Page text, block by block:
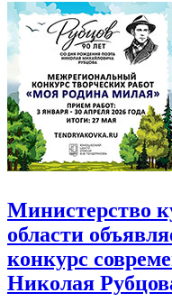
Министерство
области
конкурс
Николая